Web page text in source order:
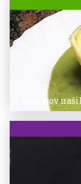
7 receptov